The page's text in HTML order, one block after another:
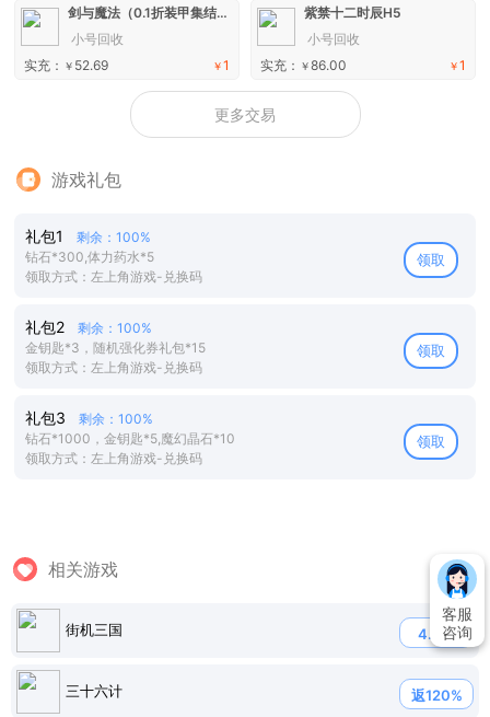
剑与魔法（0.1折装甲集结）H5
小号回收
￥1
实充： ￥ 52.69
紫禁十二时辰H5
小号回收
￥1
实充： ￥86.00
更多交易
游戏礼包
礼包1
剩余：100%
钻石*300,体力药水*5
领取方式：左上角游戏-兑换码
领取
礼包2
剩余：100%
金钥匙*3，随机强化券礼包*15
领取方式：左上角游戏-兑换码
领取
礼包3
剩余：100%
钻石*1000，金钥匙*5,魔幻晶石*10
领取方式：左上角游戏-兑换码
领取
相关游戏
街机三国 4.9折
三十六计 返120%
客服
咨询